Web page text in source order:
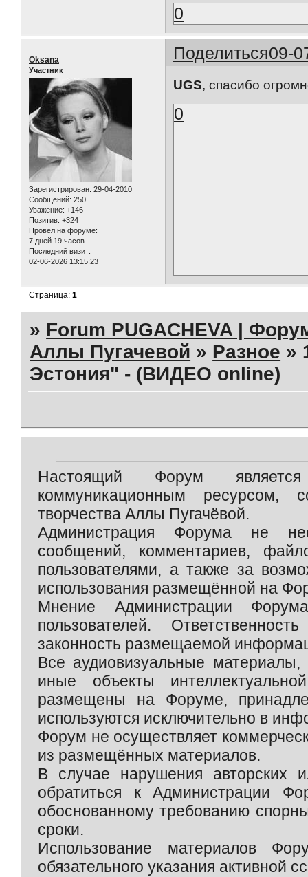
0
Поделиться09-
Oksana
Участник
Зарегистрирован: 29-04-2010
Сообщений: 250
Уважение: +146
Позитив: +324
Провел на форуме:
7 дней 19 часов
Последний визит:
02-06-2026 13:15:23
UGS, спасибо
0
Страница:1
» Forum PUGACHEVA |
Аллы Пугачевой » Разное »
Эстония" - (ВИДЕО online)
Настоящий Форум является
коммуникационным ресурсом,
творчества Аллы Пугачёвой.
Администрация Форума не
сообщений, комментариев,
пользователями, а также за
использования размещённой на
Мнение Администрации
пользователей.
законность размещаемой
Все аудиовизуальные
иные объекты
размещены на Форуме,
используются исключительно в
Форум не осуществляет
из размещённых материалов.
В случае нарушения авторских
обратиться к Администрации
обоснованному требованию
сроки.
Использование материалов
обязательного указания активной